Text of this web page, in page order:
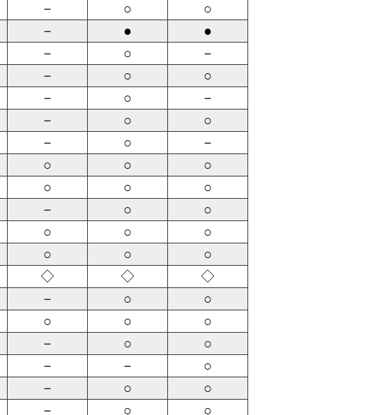
－ ○ ○
－ ● ●
－ ○ －
－ ○ ○
－ ○ －
－ ○ ○
－ ○ －
○ ○ ○
○ ○ ○
－ ○ ○
○ ○ ○
○ ○ ○
◇ ◇ ◇
－ ○ ○
○ ○ ○
－ ○ ○
－ － ○
－ ○ ○
－ ○ ○